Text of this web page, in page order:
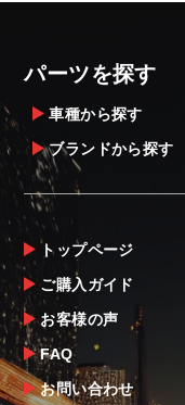
パーツを探す
車種から探す
ブランドから探す
トップページ
ご購入ガイド
お客様の声
FAQ
お問い合わせ